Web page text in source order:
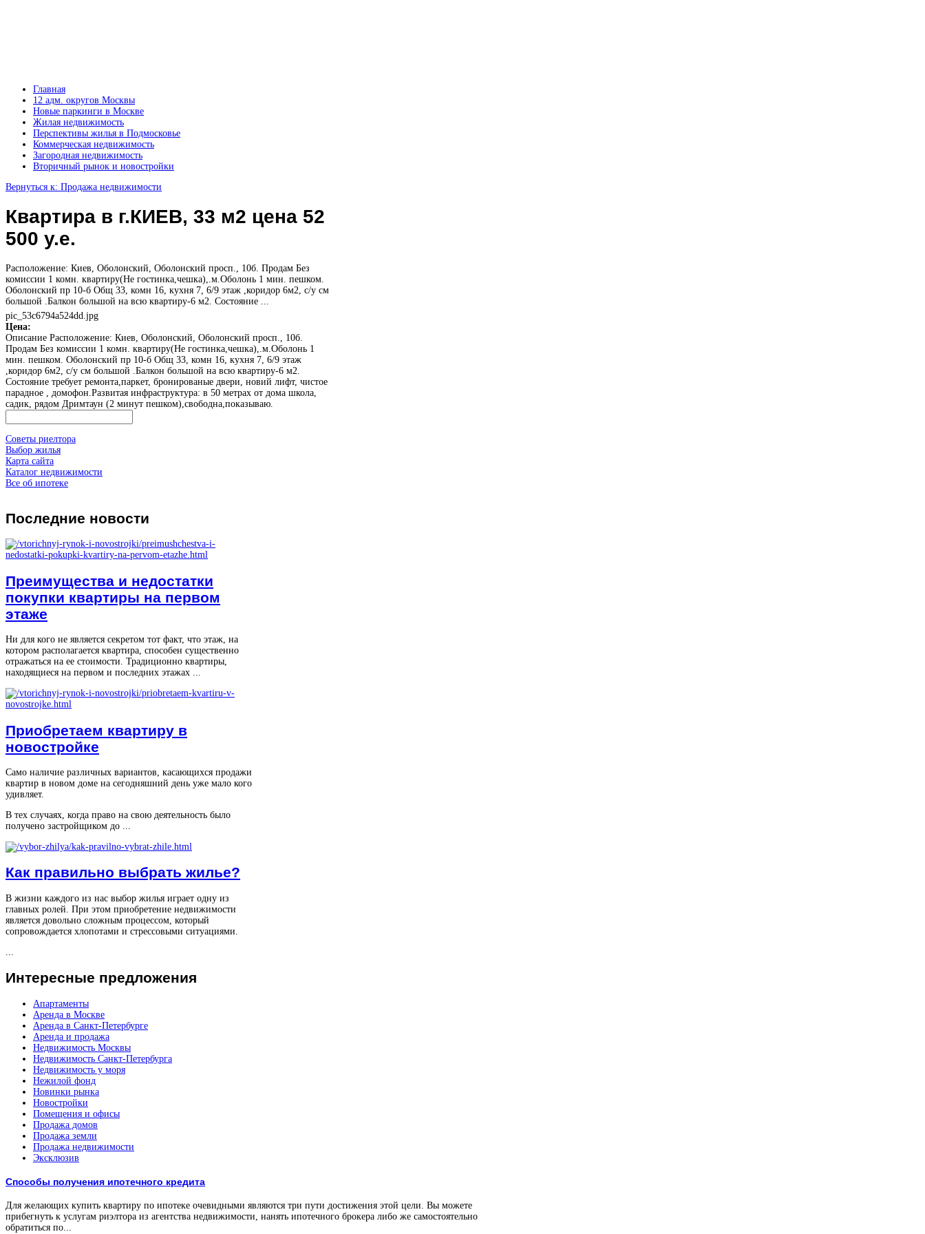
Главная
12 адм. округов Москвы
Новые паркинги в Москве
Жилая недвижимость
Перспективы жилья в Подмосковье
Коммерческая недвижимость
Загородная недвижимость
Вторичный рынок и новостройки
Вернуться к: Продажа недвижимости
Квартира в г.КИЕВ, 33 м2 цена 52
500 у.е.
Расположение: Киев, Оболонский, Оболонский просп., 10б. Продам Без
комиссии 1 комн. квартиру(Не гостинка,чешка),.м.Оболонь 1 мин. пешком.
Оболонский пр 10-б Общ 33, комн 16, кухня 7, 6/9 этаж ,коридор 6м2, с/у см
большой .Балкон большой на всю квартиру-6 м2. Состояние ...
pic_53c6794a524dd.jpg
Цена:
Описание Расположение: Киев, Оболонский, Оболонский просп., 10б.
Продам Без комиссии 1 комн. квартиру(Не гостинка,чешка),.м.Оболонь 1
мин. пешком. Оболонский пр 10-б Общ 33, комн 16, кухня 7, 6/9 этаж
,коридор 6м2, с/у см большой .Балкон большой на всю квартиру-6 м2.
Состояние требует ремонта,паркет, бронированые двери, новий лифт, чистое
парадное , домофон.Развитая инфраструктура: в 50 метрах от дома школа,
садик, рядом Дримтаун (2 минут пешком),свободна,показываю.
Советы риелтора
Выбор жилья
Карта сайта
Каталог недвижимости
Все об ипотеке
Последние новости
Преимущества и недостатки
покупки квартиры на первом
этаже
Ни для кого не является секретом тот факт, что этаж, на
котором располагается квартира, способен существенно
отражаться на ее стоимости. Традиционно квартиры,
находящиеся на первом и последних этажах ...
Приобретаем квартиру в
новостройке
Само наличие различных вариантов, касающихся продажи
квартир в новом доме на сегодняшний день уже мало кого
удивляет.
В тех случаях, когда право на свою деятельность было
получено застройщиком до ...
Как правильно выбрать жилье?
В жизни каждого из нас выбор жилья играет одну из
главных ролей. При этом приобретение недвижимости
является довольно сложным процессом, который
сопровождается хлопотами и стрессовыми ситуациями.
Интересные предложения
Апартаменты
Аренда в Москве
Аренда в Санкт-Петербурге
Аренда и продажа
Недвижимость Москвы
Недвижимость Санкт-Петербурга
Недвижимость у моря
Нежилой фонд
Новинки рынка
Новостройки
Помещения и офисы
Продажа домов
Продажа земли
Продажа недвижимости
Эксклюзив
Способы получения ипотечного кредита
Для желающих купить квартиру по ипотеке очевидными являются три пути достижения этой цели. Вы можете
прибегнуть к услугам риэлтора из агентства недвижимости, нанять ипотечного брокера либо же самостоятельно
обратиться по...